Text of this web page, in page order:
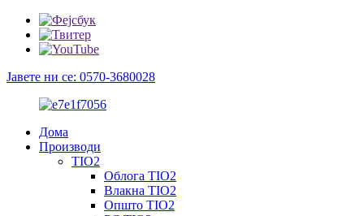
Јавете ни се: 0570-3680028
Дома
Производи
TIO2
Облога TIO2
Влакна TIO2
Општо TIO2